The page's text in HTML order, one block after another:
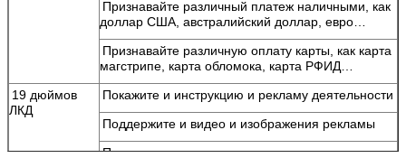
Мы скоро тебе перезвоним!
Признавайте различный платеж наличными, как
доллар США, австралийский доллар, евро…
Признавайте различную оплату карты, как карта
магстрипе, карта обломока, карта РФИД…
19 дюймов
ЛКД
Покажите и инструкцию и рекламу деятельности
Поддержите и видео и изображения рекламы
Поддержите мулти языки